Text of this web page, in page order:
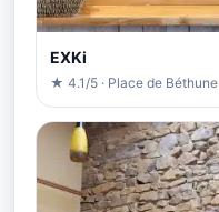
EXKi
★ 4.1/5 · Place de Béthune